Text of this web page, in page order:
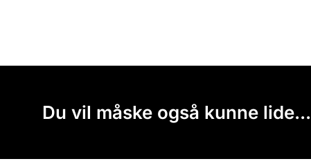
Du vil måske også kunne lide...